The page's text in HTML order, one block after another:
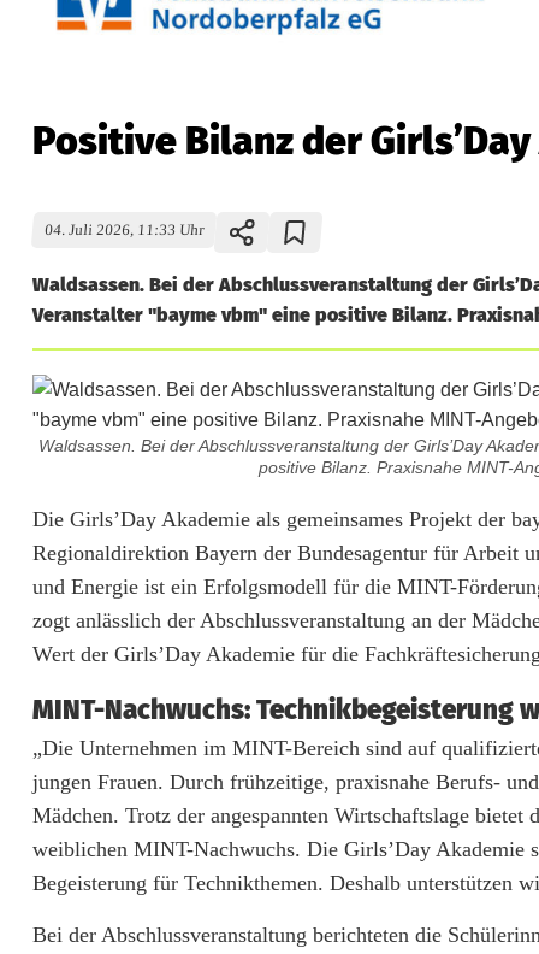
Positive Bilanz der
04. Juli 2026, 11:33 Uhr
Waldsassen. Bei der Abschlussveranstaltung der
Veranstalter "bayme vbm" eine positive Bilanz.
Waldsassen. Bei der Abschlussveranstaltung der Girls’Day
positive Bilanz. Praxisnahe MINT-
P
o
s
i
t
i
v
e
B
i
Die Girls’Day Akademie als gemeinsames Projekt der
Regionaldirektion Bayern der Bundesagentur für Arbeit
und Energie ist ein Erfolgsmodell für die MINT-
zogt anlässlich der Abschlussveranstaltung an der
Wert der Girls’Day Akademie für die
MINT-Nachwuchs: Technikbegeisterung
„Die Unternehmen im MINT-Bereich sind auf
jungen Frauen. Durch frühzeitige, praxisnahe Berufs-
Mädchen. Trotz der angespannten Wirtschaftslage
weiblichen MINT-Nachwuchs. Die Girls’Day Akademie
Begeisterung für Technikthemen. Deshalb unterstützen
Bei der Abschlussveranstaltung berichteten die